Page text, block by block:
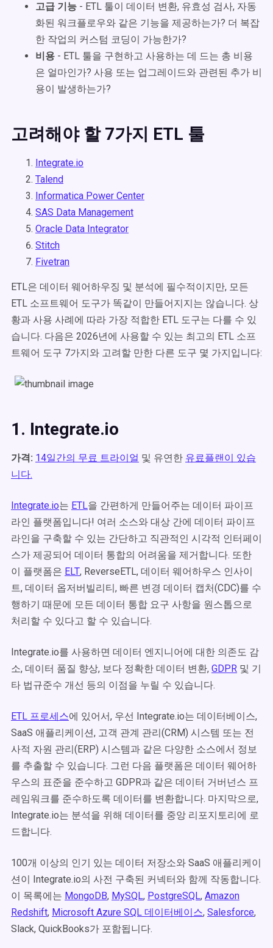
고급 기능 - ETL 툴이 데이터 변환, 유효성 검사, 자동
화된 워크플로우와 같은 기능을 제공하는가? 더 복잡
한 작업의 커스텀 코딩이 가능한가?
비용 - ETL 툴을 구현하고 사용하는 데 드는 총 비용
은 얼마인가? 사용 또는 업그레이드와 관련된 추가 비
용이 발생하는가?
고려해야 할 7가지 ETL 툴
Integrate.io
Talend
Informatica Power Center
SAS Data Management
Oracle Data Integrator
Stitch
Fivetran
ETL은 데이터 웨어하우징 및 분석에 필수적이지만, 모든
ETL 소프트웨어 도구가 똑같이 만들어지지는 않습니다. 상
황과 사용 사례에 따라 가장 적합한 ETL 도구는 다를 수 있
습니다. 다음은 2026년에 사용할 수 있는 최고의 ETL 소프
트웨어 도구 7가지와 고려할 만한 다른 도구 몇 가지입니다:
1. Integrate.io
가격: 14일간의 무료 트라이얼 및 유연한 유료플랜이 있습
니다.
Integrate.io는 ETL을 간편하게 만들어주는 데이터 파이프
라인 플랫폼입니다! 여러 소스와 대상 간에 데이터 파이프
라인을 구축할 수 있는 간단하고 직관적인 시각적 인터페이
스가 제공되어 데이터 통합의 어려움을 제거합니다. 또한
이 플랫폼은 ELT, ReverseETL, 데이터 웨어하우스 인사이
트, 데이터 옵저버빌리티, 빠른 변경 데이터 캡처(CDC)를 수
행하기 때문에 모든 데이터 통합 요구 사항을 원스톱으로
처리할 수 있다고 할 수 있습니다.
Integrate.io를 사용하면 데이터 엔지니어에 대한 의존도 감
소, 데이터 품질 향상, 보다 정확한 데이터 변환, GDPR 및 기
타 법규준수 개선 등의 이점을 누릴 수 있습니다.
ETL 프로세스에 있어서, 우선 Integrate.io는 데이터베이스,
SaaS 애플리케이션, 고객 관계 관리(CRM) 시스템 또는 전
사적 자원 관리(ERP) 시스템과 같은 다양한 소스에서 정보
를 추출할 수 있습니다. 그런 다음 플랫폼은 데이터 웨어하
우스의 표준을 준수하고 GDPR과 같은 데이터 거버넌스 프
레임워크를 준수하도록 데이터를 변환합니다. 마지막으로,
Integrate.io는 분석을 위해 데이터를 중앙 리포지토리에 로
드합니다.
100개 이상의 인기 있는 데이터 저장소와 SaaS 애플리케이
션이 Integrate.io의 사전 구축된 커넥터와 함께 작동합니다.
이 목록에는 MongoDB, MySQL, PostgreSQL, Amazon
Redshift, Microsoft Azure SQL 데이터베이스, Salesforce,
Slack, QuickBooks가 포함됩니다.